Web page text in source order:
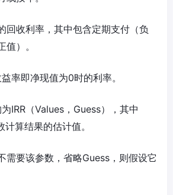
回收利率，其中包含定期支付（负
）。
率即净现值为0时的利率。
IRR（Values，Guess），其中
算结果的估计值。
需要该参数，省略Guess，则假设它